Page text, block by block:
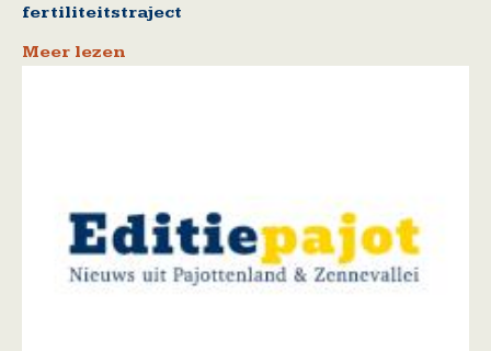
fertiliteitstraject
Meer lezen